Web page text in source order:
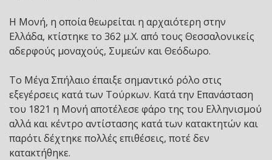
Η Μονή, η οποία θεωρείται η αρχαιότερη στην
Ελλάδα, κτίστηκε το 362 μ.Χ. από τους Θεσσαλονικείς
αδερφούς μοναχούς, Συμεών και Θεόδωρο.
Το Μέγα Σπήλαιο έπαιξε σημαντικό ρόλο στις
εξεγέρσεις κατά των Τούρκων. Κατά την Επανάσταση
του 1821 η Μονή αποτέλεσε φάρο της του Ελληνισμού
αλλά και κέντρο αντίστασης κατά των κατακτητών και
παρότι δέχτηκε πολλές επιθέσεις, ποτέ δεν
κατακτήθηκε.